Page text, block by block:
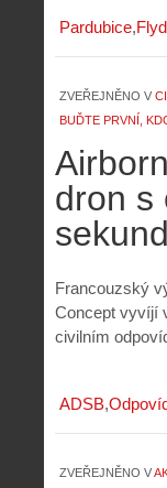
Pardubice
ZVEŘEJNĚNO V
BUĎTE PRVNÍ,
dron s
Francouzský
Concept vyvíjí
civilním
ADSB
ZVEŘEJNĚNO V